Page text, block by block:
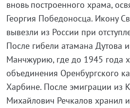
вновь построенного храма,
Георгия Победоносца. Икону
вывезли из России при
После гибели атамана Дутова
Манчжурию, где до 1945 года
объединения Оренбургского
Харбине. После эмиграции из
Михайлович Речкалов хранил